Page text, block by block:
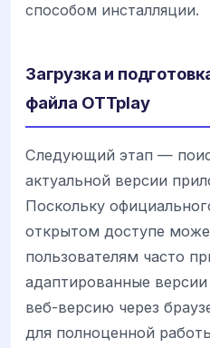
способом инсталляции.
Загрузка и
файла OTTplay
Следующий этап —
актуальной версии
Поскольку
открытом доступе
пользователям часто
адаптированные
веб-версию через
для полноценной